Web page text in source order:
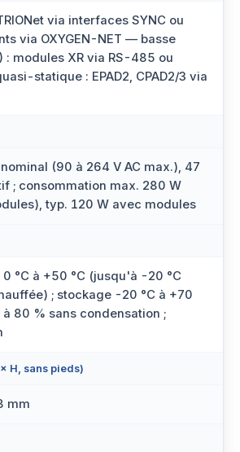
via interfaces SYNC ou
via OXYGEN-NET — basse
: modules XR via RS-485 ou
statique : EPAD2, CPAD2/3 via
(90 à 264 V AC max.), 47
; consommation max. 280 W
typ. 120 W avec modules
°C à +50 °C (jusqu'à -20 °C
; stockage -20 °C à +70
à 80 % sans condensation ;
H, sans pieds)
mm